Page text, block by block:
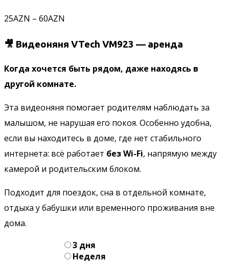
25AZN – 60AZN
🎥 Видеоняня VTech VM923 — аренда
Когда хочется быть рядом, даже находясь в
другой комнате.
Эта видеоняня помогает родителям наблюдать за
малышом, не нарушая его покоя. Особенно удобна,
если вы находитесь в доме, где нет стабильного
интернета: всё работает без Wi-Fi, напрямую между
камерой и родительским блоком.
Подходит для поездок, сна в отдельной комнате,
отдыха у бабушки или временного проживания вне
дома.
3 дня
Неделя